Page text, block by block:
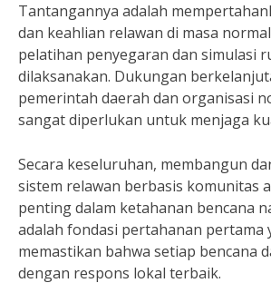
Tantangannya adalah
dan keahlian relawan di masa
pelatihan penyegaran dan simulasi
dilaksanakan. Dukungan
pemerintah daerah dan organisasi
sangat diperlukan untuk menjaga
Secara keseluruhan, membangun
sistem relawan berbasis komunitas
penting dalam ketahanan bencana
adalah fondasi pertahanan pertama
memastikan bahwa setiap bencana
dengan respons lokal terbaik.